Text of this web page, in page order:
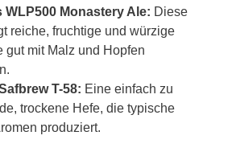
WLP500 Monastery Ale: Diese
reiche, fruchtige und würzige
gut mit Malz und Hopfen
T-58: Eine einfach zu
trockene Hefe, die typische
produziert.